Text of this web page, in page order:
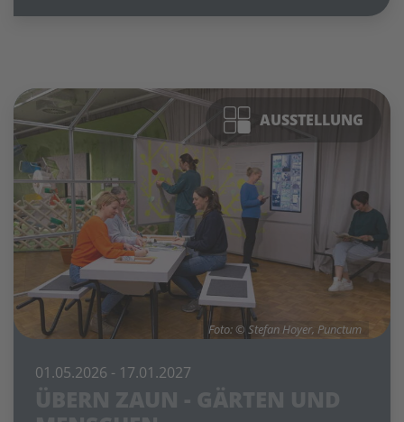
AUSSTELLUNG
Foto: © Stefan Hoyer, Punctum
01.05.2026 - 17.01.2027